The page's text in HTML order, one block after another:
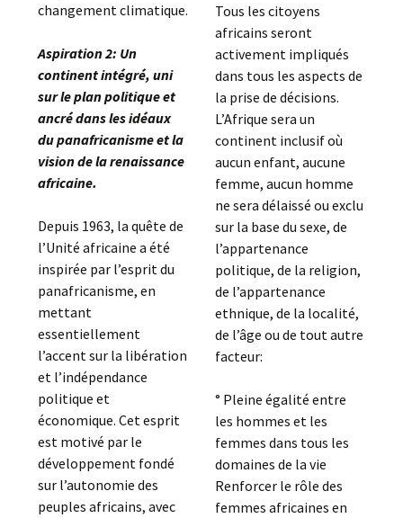
changement climatique.
Aspiration 2: Un
continent intégré, uni
sur le plan politique et
ancré dans les idéaux
du panafricanisme et la
vision de la renaissance
africaine.
Depuis 1963, la quête de
l’Unité africaine a été
inspirée par l’esprit du
panafricanisme, en
mettant
essentiellement
l’accent sur la libération
et l’indépendance
politique et
économique. Cet esprit
est motivé par le
développement fondé
sur l’autonomie des
peuples africains, avec
Tous les citoyens
africains seront
activement impliqués
dans tous les aspects de
la prise de décisions.
L’Afrique sera un
continent inclusif où
aucun enfant, aucune
femme, aucun homme
ne sera délaissé ou exclu
sur la base du sexe, de
l’appartenance
politique, de la religion,
de l’appartenance
ethnique, de la localité,
de l’âge ou de tout autre
facteur:
° Pleine égalité entre
les hommes et les
femmes dans tous les
domaines de la vie
Renforcer le rôle des
femmes africaines en